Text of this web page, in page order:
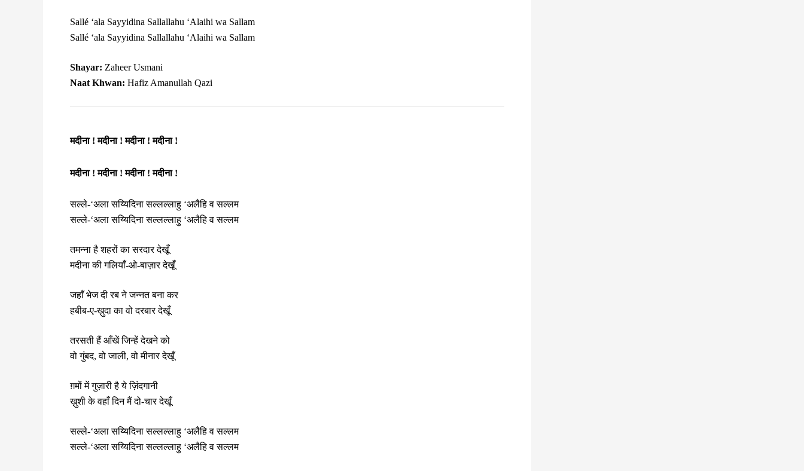
Sallé ‘ala Sayyidina Sallallahu ‘Alaihi wa Sallam
Sallé ‘ala Sayyidina Sallallahu ‘Alaihi wa Sallam
Shayar: Zaheer Usmani
Naat Khwan: Hafiz Amanullah Qazi
मदीना ! मदीना ! मदीना ! मदीना !
मदीना ! मदीना ! मदीना ! मदीना !
सल्ले-‘अला सय्यिदिना सल्लल्लाहु ‘अलैहि व सल्लम
सल्ले-‘अला सय्यिदिना सल्लल्लाहु ‘अलैहि व सल्लम
तमन्ना है शहरों का सरदार देखूँ
मदीना की गलियाँ-ओ-बाज़ार देखूँ
जहाँ भेज दी रब ने जन्नत बना कर
हबीब-ए-ख़ुदा का वो दरबार देखूँ
तरसती हैं आँखें जिन्हें देखने को
वो गुंबद, वो जाली, वो मीनार देखूँ
ग़मों में गुज़ारी है ये ज़िंदगानी
ख़ुशी के वहाँ दिन मैं दो-चार देखूँ
सल्ले-‘अला सय्यिदिना सल्लल्लाहु ‘अलैहि व सल्लम
सल्ले-‘अला सय्यिदिना सल्लल्लाहु ‘अलैहि व सल्लम